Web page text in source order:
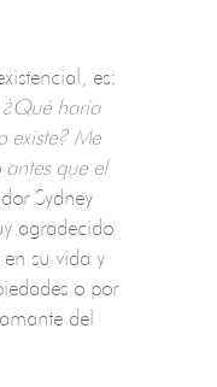
es:
haría
existe? Me
que el
Sydney
agradecido
su vida y
o por
del